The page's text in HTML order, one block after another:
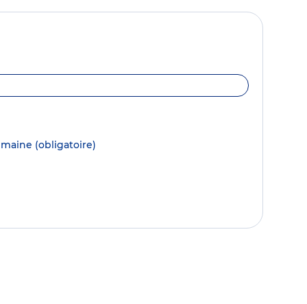
(obligatoire)